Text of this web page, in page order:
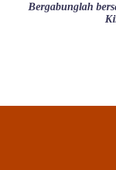
Bergabunglah